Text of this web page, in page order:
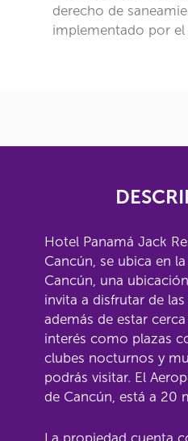
derecho de
implementado por
Hotel Panamá Jack
Cancún, se ubica en
Cancún, una
invita a disfrutar de
además de estar
interés como plazas
clubes nocturnos y
podrás visitar. El
de Cancún, está a 20
La propiedad cuenta